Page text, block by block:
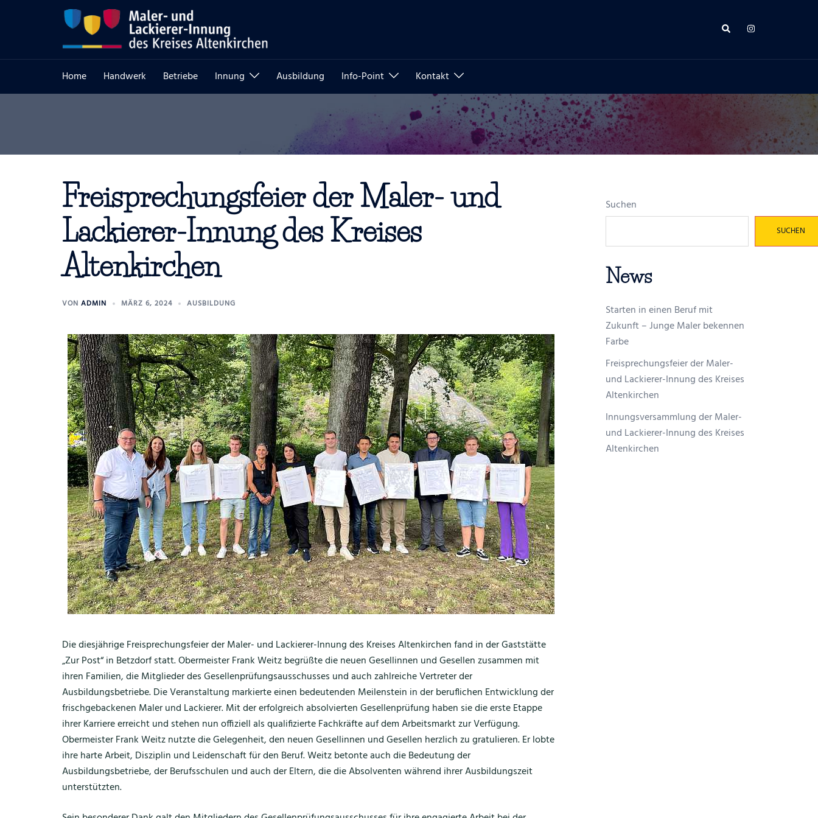
Suche
Home Handwerk Betriebe Innung Ausbildung Info-Point Kontakt
Freisprechungsfeier der Maler- und
Lackierer-Innung des Kreises
Altenkirchen
VON ADMIN MÄRZ 6, 2024 AUSBILDUNG
Die diesjährige Freisprechungsfeier der Maler- und Lackierer-Innung des Kreises Altenkirchen fand in der Gaststätte
„Zur Post“ in Betzdorf statt. Obermeister Frank Weitz begrüßte die neuen Gesellinnen und Gesellen zusammen mit
ihren Familien, die Mitglieder des Gesellenprüfungsausschusses und auch zahlreiche Vertreter der
Ausbildungsbetriebe. Die Veranstaltung markierte einen bedeutenden Meilenstein in der beruflichen Entwicklung der
frischgebackenen Maler und Lackierer. Mit der erfolgreich absolvierten Gesellenprüfung haben sie die erste Etappe
ihrer Karriere erreicht und stehen nun offiziell als qualifizierte Fachkräfte auf dem Arbeitsmarkt zur Verfügung.
Obermeister Frank Weitz nutzte die Gelegenheit, den neuen Gesellinnen und Gesellen herzlich zu gratulieren. Er lobte
ihre harte Arbeit, Disziplin und Leidenschaft für den Beruf. Weitz betonte auch die Bedeutung der
Ausbildungsbetriebe, der Berufsschulen und auch der Eltern, die die Absolventen während ihrer Ausbildungszeit
unterstützten.
Suchen
SUCHEN
News
Starten in einen Beruf mit
Zukunft – Junge Maler bekennen
Farbe
Freisprechungsfeier der Maler-
und Lackierer-Innung des Kreises
Altenkirchen
Innungsversammlung der Maler-
und Lackierer-Innung des Kreises
Altenkirchen